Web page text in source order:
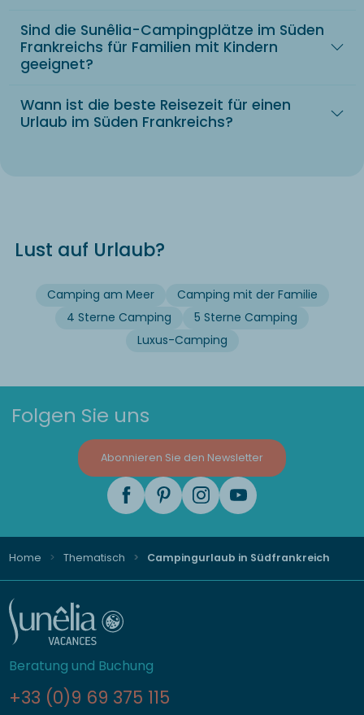
Sind die Sunêlia-Campingplätze im Süden
Frankreichs für Familien mit Kindern
geeignet?
Wann ist die beste Reisezeit für einen
Urlaub im Süden Frankreichs?
Lust auf Urlaub?
Camping am Meer
Camping mit der Familie
4 Sterne Camping
5 Sterne Camping
Luxus-Camping
Folgen Sie uns
Abonnieren Sie den Newsletter
Home Thematisch Campingurlaub in Südfrankreich
Beratung und Buchung
+33 (0)9 69 375 115